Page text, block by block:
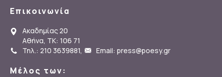
Επικοινωνία
Ακαδημίας 20
Αθήνα, ΤΚ: 106 71
Τηλ.: 210 3639881, Email: press@poesy.gr
Μέλος των: